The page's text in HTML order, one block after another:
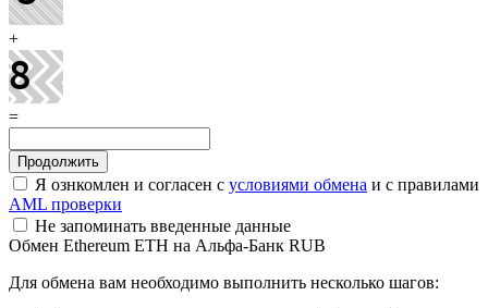
+
=
Я ознкомлен и согласен с условиями обмена и с правилами
AML проверки
Не запоминать введенные данные
Обмен Ethereum ETH на Альфа-Банк RUB
Для обмена вам необходимо выполнить несколько шагов: